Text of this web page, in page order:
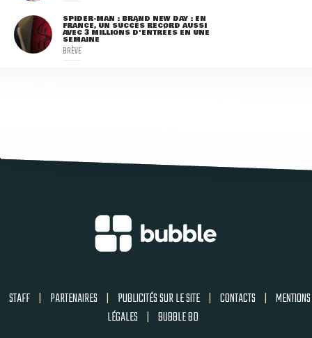
SPIDER-MAN : BRAND NEW DAY : EN
FRANCE, UN SUCCÈS RECORD AUSSI
AVEC 3 MILLIONS D'ENTRÉES EN UNE
SEMAINE
BRÈVE
STAFF | PARTENAIRES | PUBLICITÉS SUR LE SITE | CONTACTS | MENTIONS
LÉGALES | BUBBLE BD